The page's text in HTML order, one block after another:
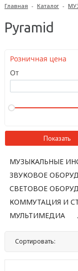
Главная - Каталог -
Pyramid
Розничная цена
От
МУЗЫКАЛЬНЫЕ
ЗВУКОВОЕ
СВЕТОВОЕ
КОММУТАЦИЯ И
МУЛЬТИМЕДИА
Сортировать: